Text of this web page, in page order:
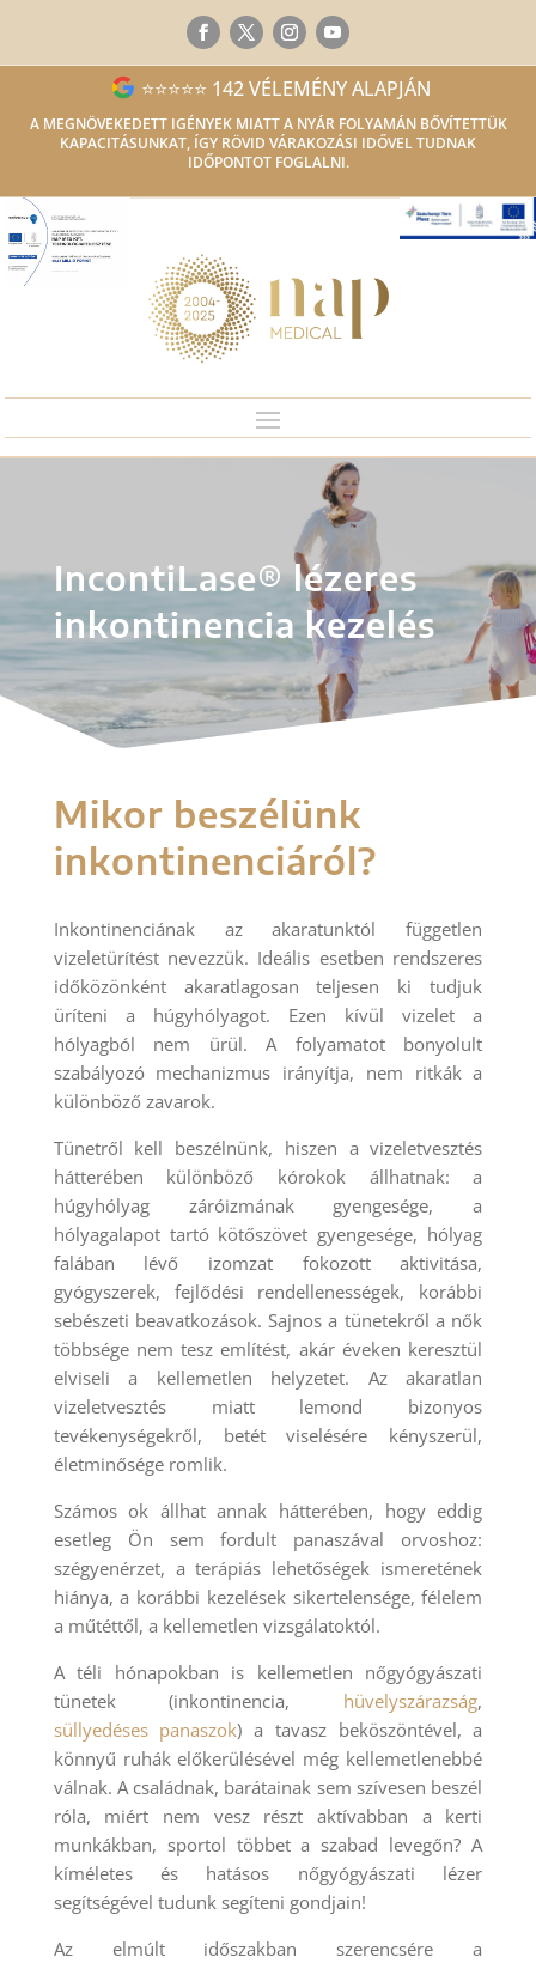
⭐⭐⭐⭐⭐ 142 VÉLEMÉNY ALAPJÁN
A MEGNÖVEKEDETT IGÉNYEK MIATT A NYÁR FOLYAMÁN BŐVÍTETTÜK
KAPACITÁSUNKAT, ÍGY RÖVID VÁRAKOZÁSI IDŐVEL TUDNAK
IDŐPONTOT FOGLALNI.
IncontiLase® lézeres
inkontinencia kezelés
Mikor beszélünk
inkontinenciáról?
Inkontinenciának az akaratunktól független
vizeletürítést nevezzük. Ideális esetben rendszeres
időközönként akaratlagosan teljesen ki tudjuk
üríteni a húgyhólyagot. Ezen kívül vizelet a
hólyagból nem ürül. A folyamatot bonyolult
szabályozó mechanizmus irányítja, nem ritkák a
különböző zavarok.
Tünetről kell beszélnünk, hiszen a vizeletvesztés
hátterében különböző kórokok állhatnak: a
húgyhólyag záróizmának gyengesége, a
hólyagalapot tartó kötőszövet gyengesége, hólyag
falában lévő izomzat fokozott aktivitása,
gyógyszerek, fejlődési rendellenességek, korábbi
sebészeti beavatkozások. Sajnos a tünetekről a nők
többsége nem tesz említést, akár éveken keresztül
elviseli a kellemetlen helyzetet. Az akaratlan
vizeletvesztés miatt lemond bizonyos
tevékenységekről, betét viselésére kényszerül,
életminősége romlik.
Számos ok állhat annak hátterében, hogy eddig
esetleg Ön sem fordult panaszával orvoshoz:
szégyenérzet, a terápiás lehetőségek ismeretének
hiánya, a korábbi kezelések sikertelensége, félelem
a műtéttől, a kellemetlen vizsgálatoktól.
A téli hónapokban is kellemetlen nőgyógyászati
tünetek (inkontinencia, hüvelyszárazság,
süllyedéses panaszok) a tavasz beköszöntével, a
könnyű ruhák előkerülésével még kellemetlenebbé
válnak. A családnak, barátainak sem szívesen beszél
róla, miért nem vesz részt aktívabban a kerti
munkákban, sportol többet a szabad levegőn? A
kíméletes és hatásos nőgyógyászati lézer
segítségével tudunk segíteni gondjain!
Az elmúlt időszakban szerencsére a